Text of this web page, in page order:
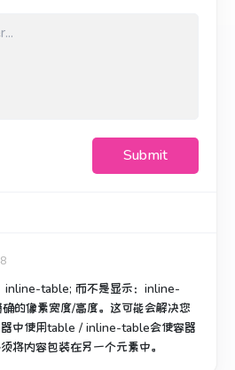
Submit
inline-table; 而不是显示：inline-
的像素宽度/高度。 这可能会解决您
中使用table / inline-table会使容器
将内容包装在另一个元素中。